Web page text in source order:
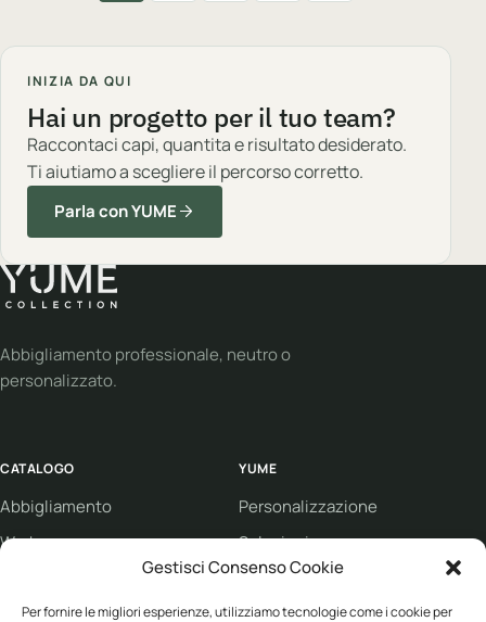
Gestisci Consenso Cookie
Per fornire le migliori esperienze, utilizziamo tecnologie come i cookie per
INIZIA DA QUI
Hai un progetto per il tuo team?
Raccontaci capi, quantita e risultato desiderato.
Ti aiutiamo a scegliere il percorso corretto.
Parla con YUME
Abbigliamento professionale, neutro o
personalizzato.
CATALOGO
Abbigliamento
Workwear
Eco collection
YUME
Personalizzazione
Soluzioni
Supporto
Condizioni di vendita